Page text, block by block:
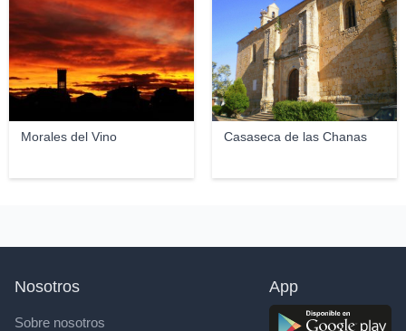
Morales del Vino Casaseca de las Chanas
Nosotros
Sobre nosotros
App